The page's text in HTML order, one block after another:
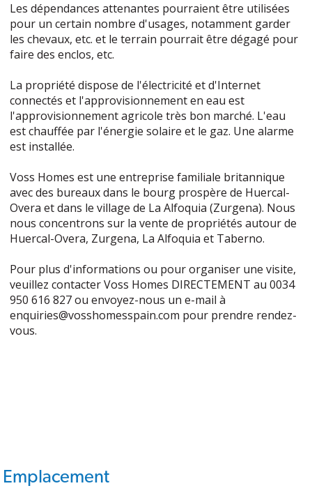
Les dépendances attenantes pourraient être utilisées
pour un certain nombre d'usages, notamment garder
les chevaux, etc. et le terrain pourrait être dégagé pour
faire des enclos, etc.
La propriété dispose de l'électricité et d'Internet
connectés et l'approvisionnement en eau est
l'approvisionnement agricole très bon marché. L'eau
est chauffée par l'énergie solaire et le gaz. Une alarme
est installée.
Voss Homes est une entreprise familiale britannique
avec des bureaux dans le bourg prospère de Huercal-
Overa et dans le village de La Alfoquia (Zurgena). Nous
nous concentrons sur la vente de propriétés autour de
Huercal-Overa, Zurgena, La Alfoquia et Taberno.
Pour plus d'informations ou pour organiser une visite,
veuillez contacter Voss Homes DIRECTEMENT au 0034
950 616 827 ou envoyez-nous un e-mail à
enquiries@vosshomesspain.com pour prendre rendez-
vous.
Emplacement